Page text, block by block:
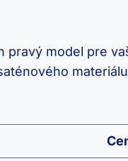
pravý model pre